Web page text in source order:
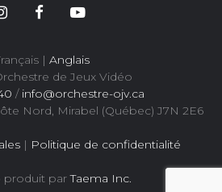
| Anglais
de Jeux Vidéo
/ info@orchestre-ojv.ca
Nord, Mirabel (Québec) J7N 2E6
| Politique de confidentialité
produit parTaema Inc.